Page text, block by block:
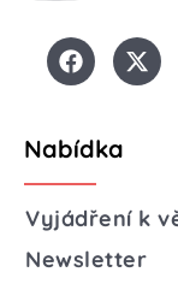
Nabídka
Vyjádření k
Newsletter